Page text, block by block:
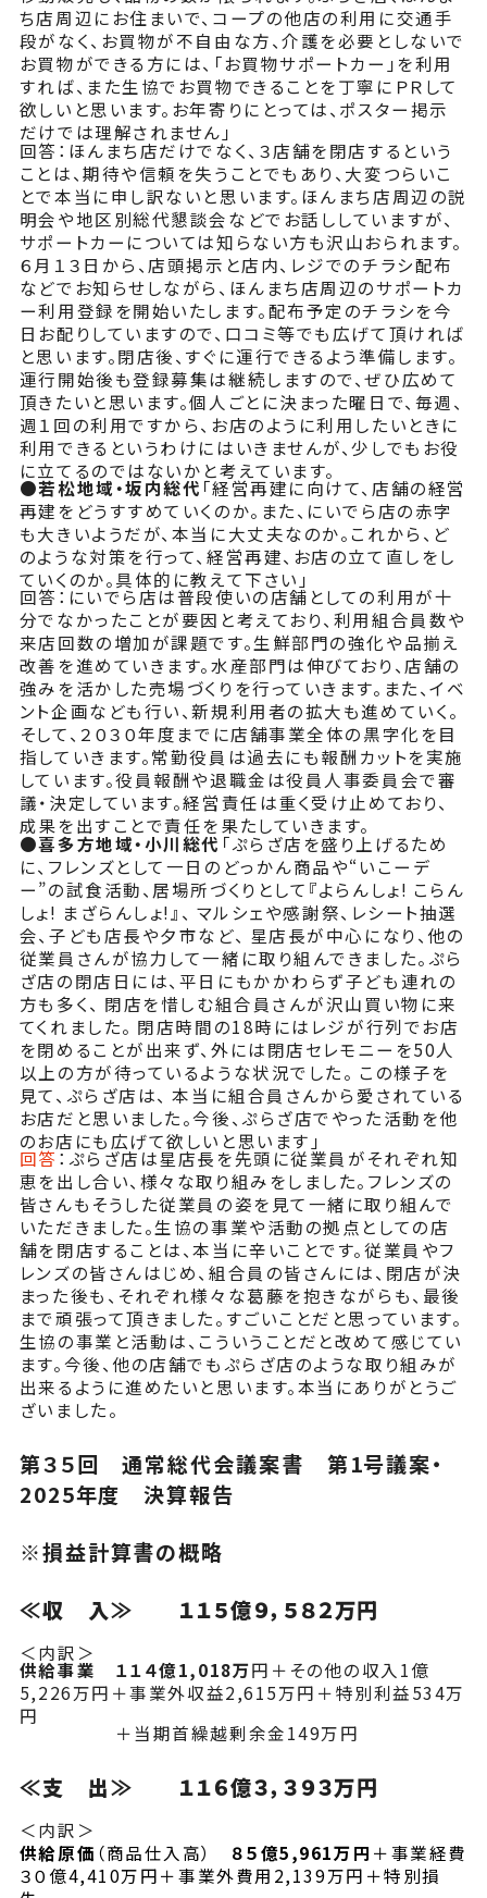
ち店周辺にお住まいで、コープの他店の利用に交通手
段がなく、お買物が不自由な方、介護を必要としないで
お買物ができる方には、「お買物サポートカー」を利用
すれば、また生協でお買物できることを丁寧にＰＲして
欲しいと思います。お年寄りにとっては、ポスター掲示
だけでは理解されません」
回答：ほんまち店だけでなく、３店舗を閉店するという
ことは、期待や信頼を失うことでもあり、大変つらいこ
とで本当に申し訳ないと思います。ほんまち店周辺の説
明会や地区別総代懇談会などでお話ししていますが、
サポートカーについては知らない方も沢山おられます。
６月１３日から、店頭掲示と店内、レジでのチラシ配布
などでお知らせしながら、ほんまち店周辺のサポートカ
ー利用登録を開始いたします。配布予定のチラシを今
日お配りしていますので、口コミ等でも広げて頂ければ
と思います。閉店後、すぐに運行できるよう準備します。
運行開始後も登録募集は継続しますので、ぜひ広めて
頂きたいと思います。個人ごとに決まった曜日で、毎週、
週１回の利用ですから、お店のように利用したいときに
利用できるというわけにはいきませんが、少しでもお役
に立てるのではないかと考えています。
●若松地域・坂内総代 「経営再建に向けて、店舗の経営
再建をどうすすめていくのか。また、にいでら店の赤字
も大きいようだが、本当に大丈夫なのか。これから、ど
のような対策を行って、経営再建、お店の立て直しをし
ていくのか。具体的に教えて下さい」
回答：にいでら店は普段使いの店舗としての利用が十
分でなかったことが要因と考えており、利用組合員数や
来店回数の増加が課題です。生鮮部門の強化や品揃え
改善を進めていきます。水産部門は伸びており、店舗の
強みを活かした売場づくりを行っていきます。また、イベ
ント企画なども行い、新規利用者の拡大も進めていく。
そして、２０３０年度までに店舗事業全体の黒字化を目
指していきます。常勤役員は過去にも報酬カットを実施
しています。役員報酬や退職金は役員人事委員会で審
議・決定しています。経営責任は重く受け止めており、
成果を出すことで責任を果たしていきます。
●喜多方地域・小川総代 「ぷらざ店を盛り上げるため
に、フレンズとして一日のどっかん商品や“いこーデ
ー”の試食活動、居場所づくりとして『よらんしょ! こらん
しょ! まざらんしょ!』、 マルシェや感謝祭、レシート抽選
会、子ども店長や夕市など、 星店長が中心になり、他の
従業員さんが協力して一緒に取り組んできました。ぷら
ざ店の閉店日には、平日にもかかわらず子ども連れの
方も多く、 閉店を惜しむ組合員さんが沢山買い物に来
てくれました。 閉店時間の18時にはレジが行列でお店
を閉めることが出来ず、外には閉店セレモニーを50人
以上の方が待っているような状況でした。 この様子を
見て、ぷらざ店は、 本当に組合員さんから愛されている
お店だと思いました。今後、ぷらざ店でやった活動を他
のお店にも広げて欲しいと思います」
回答 ：ぷらざ店は星店長を先頭に従業員がそれぞれ知
恵を出し合い、様々な取り組みをしました。フレンズの
皆さんもそうした従業員の姿を見て一緒に取り組んで
いただきました。生協の事業や活動の拠点としての店
舗を閉店することは、本当に辛いことです。従業員やフ
レンズの皆さんはじめ、組合員の皆さんには、閉店が決
まった後も、それぞれ様々な葛藤を抱きながらも、最後
まで頑張って頂きました。すごいことだと思っています。
生協の事業と活動は、こういうことだと改めて感じてい
ます。今後、他の店舗でもぷらざ店のような取り組みが
出来るように進めたいと思います。本当にありがとうご
ざいました。
第３５回 通常総代会議案書 第1号議案・
2025年度 決算報告
※損益計算書の概略
≪収 入≫
１１５億９，５８２万円
＜内訳＞
供給事業 １１４億1,018万円＋その他の収入1億
5,226万円＋事業外収益2,615万円＋特別利益534万
円
＋当期首繰越剰余金149万円
≪支 出≫ １１６億３，３９３万円
＜内訳＞
供給原価 （商品仕入高） ８５億5,961万円 ＋事業経費
３０億4,410万円＋事業外費用2,139万円＋特別損